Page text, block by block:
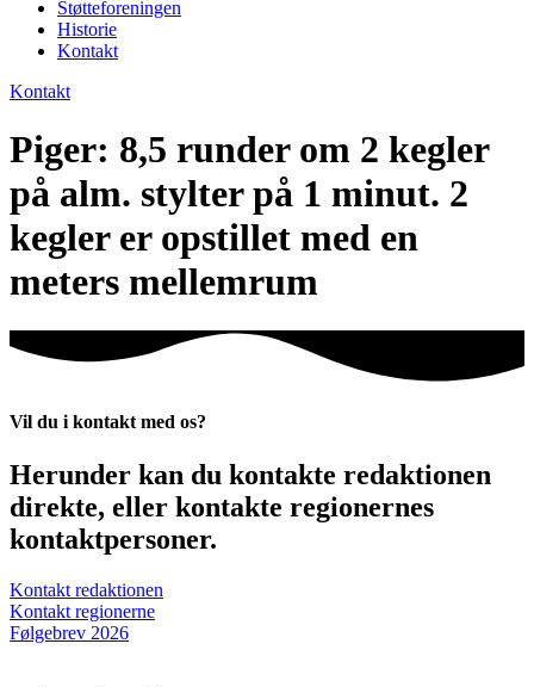
Støtteforeningen
Historie
Kontakt
Kontakt
Piger: 8,5 runder om 2 kegler
på alm. stylter på 1 minut. 2
kegler er opstillet med en
meters mellemrum
Vil du i kontakt med os?
Herunder kan du kontakte redaktionen
direkte, eller kontakte regionernes
kontaktpersoner.
Kontakt redaktionen
Kontakt regionerne
Følgebrev 2026